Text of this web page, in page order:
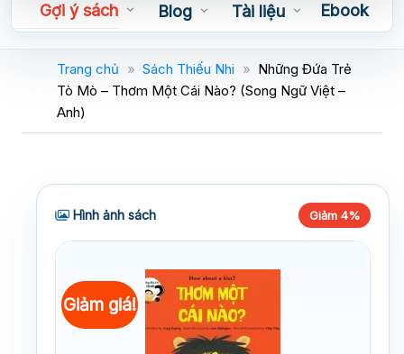
Gợi ý sách Blog Tài liệu
Ebook
Sách nói
Trang chủ » Sách Thiếu Nhi » Những Đứa Trẻ
Tò Mò – Thơm Một Cái Nào? (Song Ngữ Việt –
Anh)
Hình ảnh sách Giảm 4%
Giảm giá!